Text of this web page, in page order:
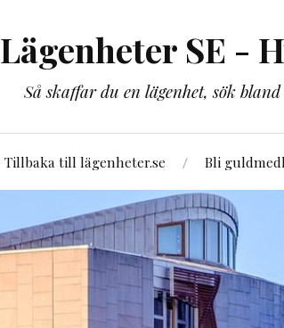
Lägenheter SE -
Så skaffar du en lägenhet, sök
Tillbaka till lägenheter.se Bli